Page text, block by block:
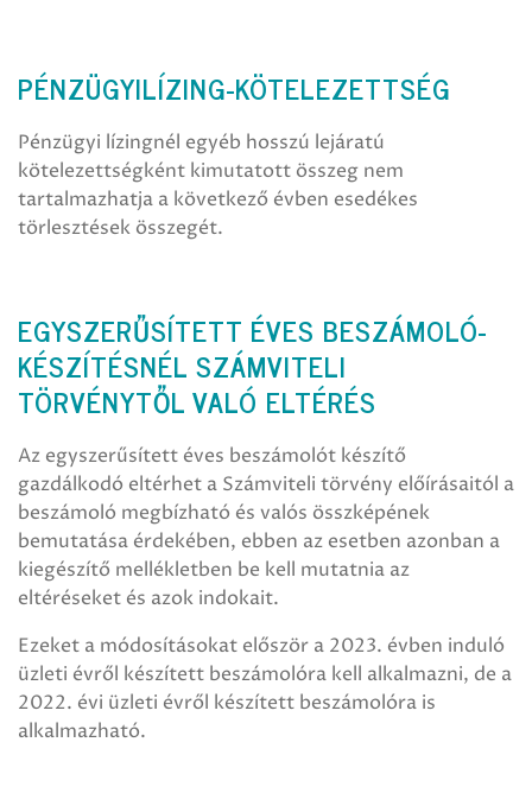
PÉNZÜGYILÍZING-KÖTELEZETTSÉG
Pénzügyi lízingnél egyéb hosszú lejáratú
kötelezettségként kimutatott összeg nem
tartalmazhatja a következő évben esedékes
törlesztések összegét.
EGYSZERŰSÍTETT ÉVES BESZÁMOLÓ-
KÉSZÍTÉSNÉL SZÁMVITELI
TÖRVÉNYTŐL VALÓ ELTÉRÉS
Az egyszerűsített éves beszámolót készítő
gazdálkodó eltérhet a Számviteli törvény előírásaitól a
beszámoló megbízható és valós összképének
bemutatása érdekében, ebben az esetben azonban a
kiegészítő mellékletben be kell mutatnia az
eltéréseket és azok indokait.
Ezeket a módosításokat először a 2023. évben induló
üzleti évről készített beszámolóra kell alkalmazni, de a
2022. évi üzleti évről készített beszámolóra is
alkalmazható.